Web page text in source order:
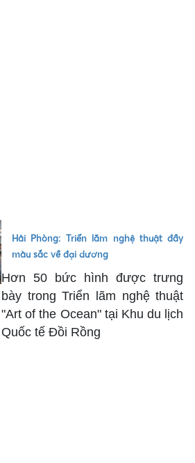
Hải Phòng: Triển lãm nghệ thuật đầy
màu sắc về đại dương
Hơn 50 bức hình được trưng
bày trong Triển lãm nghệ thuật
"Art of the Ocean" tại Khu du lịch
Quốc tế Đồi Rồng